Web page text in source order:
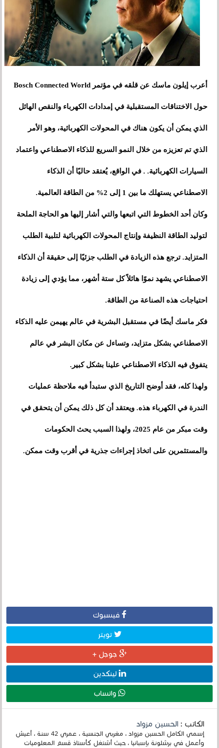
أعرب إيلون ماسك عن قلقه في مؤتمر Bosch Connected World
حول الاختناقات المستقبلية في إمدادات الكهرباء والنقص الهائل
الذي يمكن أن يكون هناك في المحولات الكهربائية، وهو الأمر
الذي تم تعزيزه من خلال النمو السريع للذكاء الاصطناعي واعتماد
السيارات الكهربائية. . في الواقع، يُعتقد حاليًا أن الذكاء
الاصطناعي يستهلك ما بين 1 إلى 2% من الطاقة العالمية.
وكان أحد الخطوط التي اتبعها والتي أشار إليها هو الحاجة الملحة
لتوليد الطاقة النظيفة وإنتاج المحولات الكهربائية لتلبية الطلب
المتزايد. ترجع هذه الزيادة في الطلب جزئيًا إلى حقيقة أن الذكاء
الاصطناعي يشهد نموًا هائلاً كل ستة أشهر، مما يؤدي إلى زيادة
احتياجات هذه الصناعة من الطاقة.
فكر ماسك أيضًا في مستقبل البشرية في عالم يهيمن عليه الذكاء
الاصطناعي بشكل متزايد، وتساءل عن مكان البشر في عالم
يتفوق فيه الذكاء الاصطناعي علينا بشكل كبير.
ولهذا كله، فقد أوضح التاريخ الذي ستبدأ فيه ملاحظة عمليات
الندرة في الكهرباء هذه. ويعتقد أن كل ذلك يمكن أن يتحقق في
وقت مبكر من عام 2025، ولهذا السبب يحث الحكومات
والمستثمرين على اتخاذ إجراءات جذرية في أقرب وقت ممكن.
فيسبوك
تويتر
جوجل +
لينكدين
واتساب
الكاتب :الحسين مزواد
إسمي الكامل الحسين مزواد ، مغربي الجنسية ، عمري 42 سنة ، أعيش
وأعمل في برشلونة بإسبانيا ، حيث أشتغل كأستاذ قسم المعلوميات